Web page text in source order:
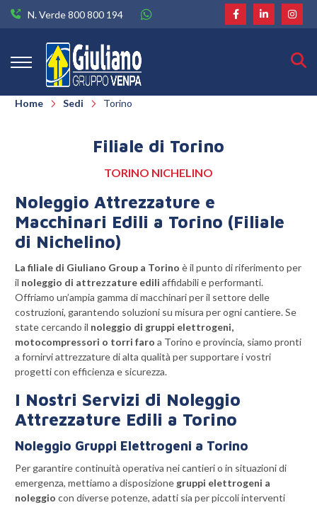
N. Verde 800 800 194
Home Sedi Torino
Filiale di Torino
TORINO NICHELINO
Noleggio Attrezzature e
Macchinari Edili a Torino (Filiale
di Nichelino)
La filiale di Giuliano Group a Torino è il punto di riferimento per
il noleggio di attrezzature edili affidabili e performanti.
Offriamo un’ampia gamma di macchinari per il settore delle
costruzioni, garantendo soluzioni su misura per ogni cantiere. Se
state cercando il noleggio di gruppi elettrogeni,
motocompressori o torri faro a Torino e provincia, siamo pronti
a fornirvi attrezzature di alta qualità per supportare i vostri
progetti con efficienza e sicurezza.
I Nostri Servizi di Noleggio
Attrezzature Edili a Torino
Noleggio Gruppi Elettrogeni a Torino
Per garantire continuità operativa nei cantieri o in situazioni di
emergenza, mettiamo a disposizione gruppi elettrogeni a
noleggio con diverse potenze, adatti sia per piccoli interventi